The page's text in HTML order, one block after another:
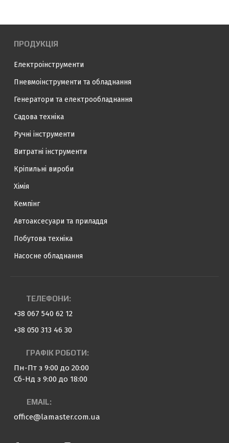
ПРОДУКЦІЯ
Електроінструменти
Пневмоінструменти та обладнання
Генератори та електрообладнання
Садова техніка
Ручні інструменти
Витратні інструменти
Кріпильні вироби
Хімія
Кемпінг
Автоаксесуари та приладдя
Побутова техніка
Насосне обладнання
ТЕЛЕФОНИ:
+38 067 540 62 12
+38 050 313 46 30
ГРАФІК РОБОТИ:
Пн-Пт з 9:00 до 20:00
Сб-Нд з 9:00 до 18:00
EMAIL:
office@lamaster.com.ua